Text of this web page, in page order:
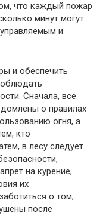
что каждый пожар
минут могут
и
и обеспечить
Сначала, все
о правилах
огня, а
кто
в лесу следует
на курение,
их
о том,
после